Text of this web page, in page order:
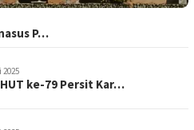
P…
ke-79 Persit Kar…